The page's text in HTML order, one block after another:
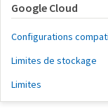
Google Cloud
Configurations
Limites de stockage
Limites